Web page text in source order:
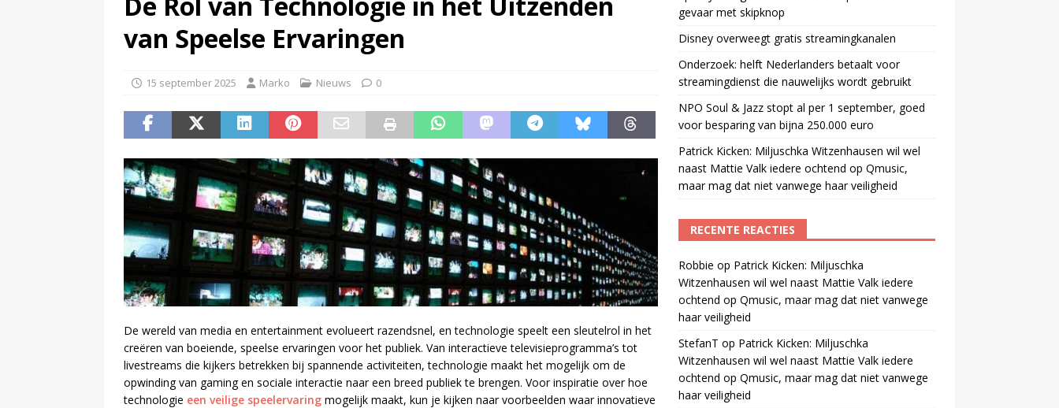
Disney overweegt gratis streamingkanalen
(Onderzoek: helft Nederlanders betaalt voor streamingdienst die nauwelijks wordt gebruikt
van Speelse Ervaringen
15 september 2025 Marko Nieuws 0
De wereld van media en entertainment evolueert razendsnel, en technologie speelt een sleutelrol in het
creëren van boeiende, speelse ervaringen voor het publiek. Van interactieve televisieprogramma’s tot
livestreams die kijkers betrekken bij spannende activiteiten, technologie maakt het mogelijk om de
opwinding van gaming en sociale interactie naar een breed publiek te brengen. Voor inspiratie over hoe
technologie een veilige speelervaring mogelijk maakt, kun je kijken naar voorbeelden waar innovatieve
gevaar met skipknop
Disney overweegt gratis streamingkanalen
Onderzoek: helft Nederlanders betaalt voor
streamingdienst die nauwelijks wordt gebruikt
NPO Soul & Jazz stopt al per 1 september, goed
voor besparing van bijna 250.000 euro
Patrick Kicken: Miljuschka Witzenhausen wil wel
naast Mattie Valk iedere ochtend op Qmusic,
maar mag dat niet vanwege haar veiligheid
RECENTE REACTIES
Robbie op Patrick Kicken: Miljuschka
Witzenhausen wil wel naast Mattie Valk iedere
ochtend op Qmusic, maar mag dat niet vanwege
haar veiligheid
StefanT op Patrick Kicken: Miljuschka
Witzenhausen wil wel naast Mattie Valk iedere
ochtend op Qmusic, maar mag dat niet vanwege
haar veiligheid